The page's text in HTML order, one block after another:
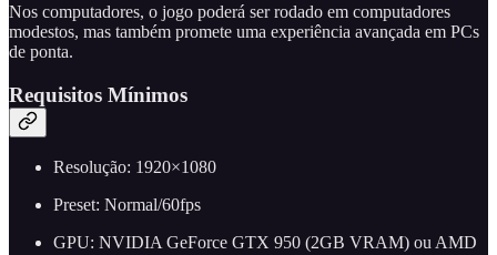
Nos computadores, o jogo poderá ser rodado em computadores
modestos, mas também promete uma experiência avançada em PCs
de ponta.
Requisitos Mínimos
Resolução: 1920×1080
Preset: Normal/60fps
GPU: NVIDIA GeForce GTX 950 (2GB VRAM) ou AMD